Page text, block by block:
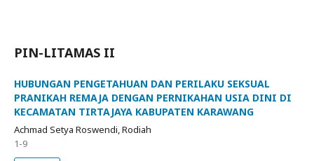
PIN-LITAMAS II
HUBUNGAN PENGETAHUAN DAN PERILAKU SEKSUAL
PRANIKAH REMAJA DENGAN PERNIKAHAN USIA DINI DI
KECAMATAN TIRTAJAYA KABUPATEN KARAWANG
Achmad Setya Roswendi, Rodiah
1-9